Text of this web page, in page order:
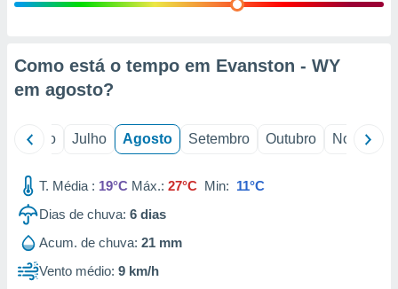
estudos
1199
Como está o tempo em Evanston - WY
em agosto?
Junho Julho Agosto Setembro Outubro Novembro
T. Média : 19°C Máx.: 27°C Min: 11°C
Dias de chuva: 6 dias
Acum. de chuva: 21 mm
Vento médio: 9 km/h